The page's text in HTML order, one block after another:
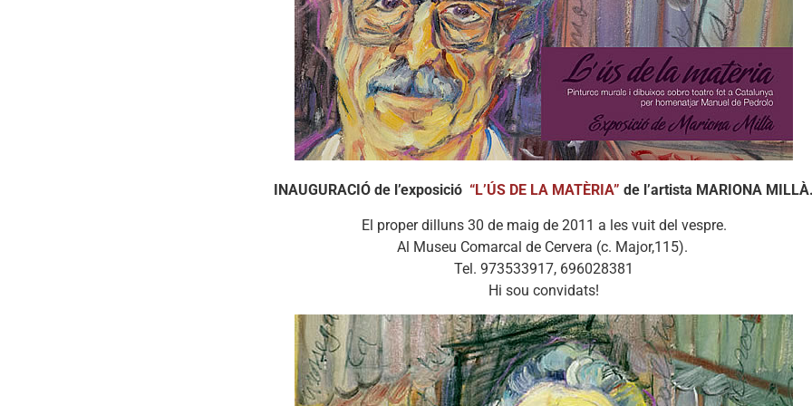
INAUGURACIÓ de l’exposició “L’ÚS DE LA MATÈRIA” de l’artista MARIONA
El proper dilluns 30 de maig de 2011 a les vuit del vespre.
Al Museu Comarcal de Cervera (c. Major,115).
Tel. 973533917, 696028381
Hi sou convidats!